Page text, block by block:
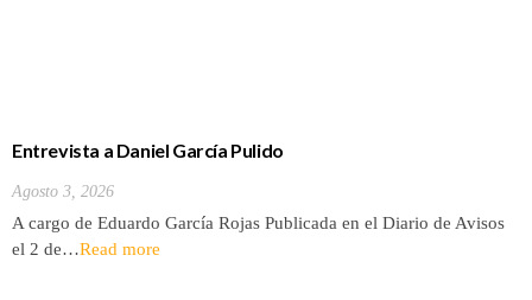
Entrevista a Daniel García Pulido
Agosto 3, 2026
A cargo de Eduardo García Rojas Publicada en el Diario de Avisos
el 2 de…Read more